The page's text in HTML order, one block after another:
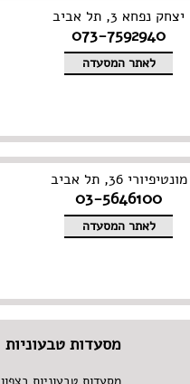
יצחק נפחא 3, תל אביב
073-7592940
לאתר המסעדה
מונטיפיורי 36, תל אביב
03-5646100
לאתר המסעדה
מסעדות טבעוניות
מסעדות טבעוניות בצפון